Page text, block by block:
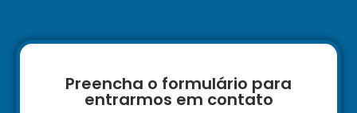
Preencha o formulário para
entrarmos em contato